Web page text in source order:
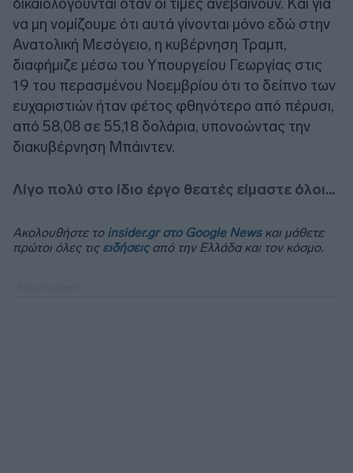
να μη νομίζουμε ότι αυτά γίνονται μόνο εδώ στην
Ανατολική Μεσόγειο, η κυβέρνηση Τραμπ,
διαφήμιζε μέσω του Υπουργείου Γεωργίας στις
19 του περασμένου Νοεμβρίου ότι το δείπνο των
ευχαριστιών ήταν φέτος φθηνότερο από πέρυσι,
από 58,08 σε 55,18 δολάρια, υπονοώντας την
διακυβέρνηση Μπάιντεν.
Λίγο πολύ στο ίδιο έργο θεατές είμαστε όλοι...
Ακολουθήστε το insider.gr στο Google Newsκαι μάθετε
πρώτοι όλες τις ειδήσειςαπό την Ελλάδα και τον κόσμο.